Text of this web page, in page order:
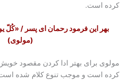
کرده است.
بهر این فرمود رحمان ای پسر / «کُلّ
(مولوی)
مولوی برای بهتر ادا کردن مقصود
کرده است و موجب تنوع کلام شده